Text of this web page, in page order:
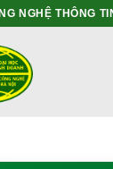
NGHỆ THÔNG